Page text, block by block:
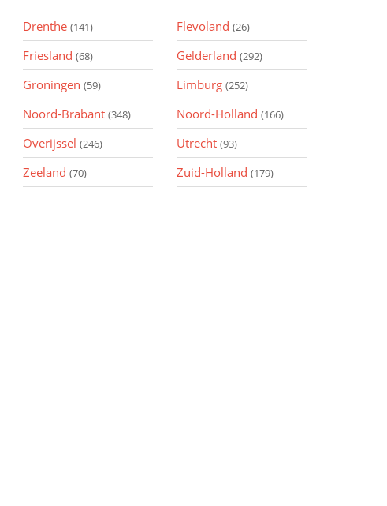
Drenthe (141) Flevoland (26)
Friesland (68) Gelderland (292)
Groningen (59) Limburg (252)
Noord-Brabant (348) Noord-Holland (166)
Overijssel (246) Utrecht (93)
Zeeland (70) Zuid-Holland (179)